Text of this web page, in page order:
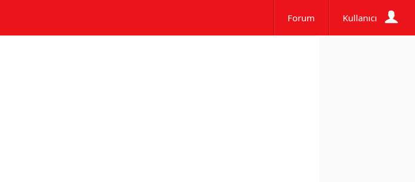
Forum Kullanıcı